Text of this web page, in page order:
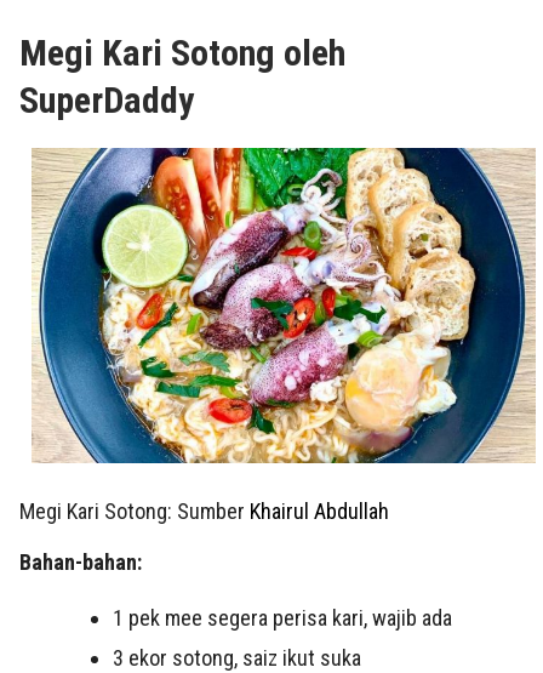
Megi Kari Sotong oleh
SuperDaddy
Megi Kari Sotong: Sumber Khairul Abdullah
Bahan-bahan:
1 pek mee segera perisa kari, wajib ada
3 ekor sotong, saiz ikut suka